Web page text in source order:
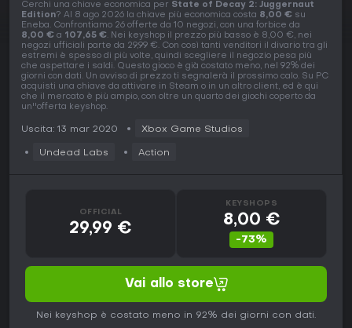
Cerchi una chiave economica per State of Decay 2: Juggernaut
Edition? Al 8 ago 2026 la chiave più economica costa 8,00 € su
Eneba. Confrontiamo 26 offerte da 10 negozi, con una forbice da
8,00 € a 107,65 €. Nei keyshop il prezzo più basso è 8,00 €, nei
negozi ufficiali parte da 29,99 €. Con così tanti venditori il divario tra gli
estremi è spesso di più volte, quindi scegliere il negozio pesa più
che aspettare i saldi. Questo gioco è già costato meno, nel 92% dei
giorni con dati. Un avviso di prezzo ti segnalerà il prossimo calo. Su PC
acquisti una chiave da attivare in Steam o in un altro client, ed è qui
che il mercato è più ampio, con oltre un quarto dei giochi coperto da
un''offerta keyshop.
Uscita: 13 mar 2020 Xbox Game Studios
Undead Labs Action
OFFICIAL
29,99 €
KEYSHOPS
8,00 €
-73%
Vai allo store
Nei keyshop è costato meno in 92% dei giorni con dati.